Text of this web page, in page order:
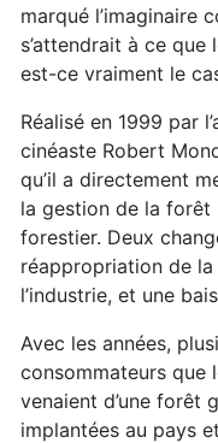
marqué l’imaginaire
s’attendrait à ce
est-ce vraiment le
Réalisé en 1999 par
cinéaste Robert
qu’il a directement
la gestion de la forêt
forestier. Deux
réappropriation de
l’industrie, et une
Avec les années,
consommateurs que
venaient d’une forêt
implantées au pays